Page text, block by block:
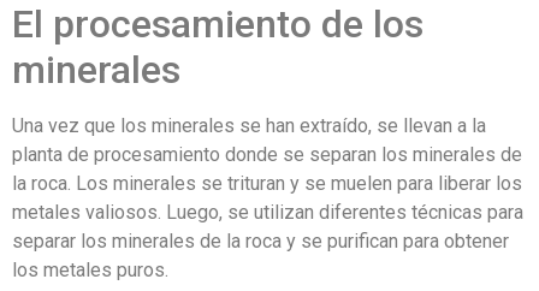
El procesamiento de los
minerales
Una vez que los minerales se han extraído, se llevan a la
planta de procesamiento donde se separan los minerales de
la roca. Los minerales se trituran y se muelen para liberar los
metales valiosos. Luego, se utilizan diferentes técnicas para
separar los minerales de la roca y se purifican para obtener
los metales puros.